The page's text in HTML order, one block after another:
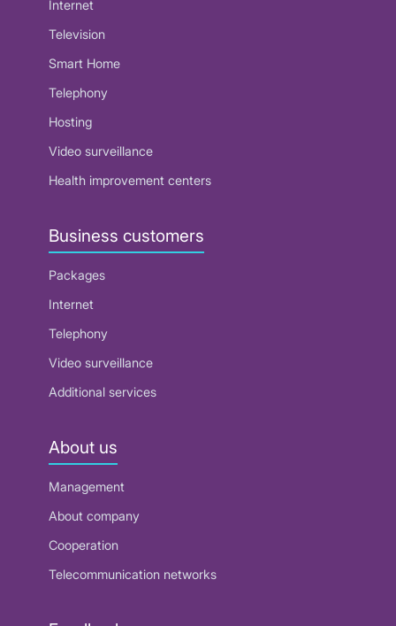
Internet
Television
Smart Home
Telephony
Hosting
Video surveillance
Health improvement centers
Business customers
Packages
Internet
Telephony
Video surveillance
Additional services
About us
Management
About company
Cooperation
Telecommunication networks